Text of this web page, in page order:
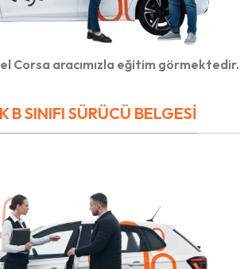
Corsa aracımızla eğitim görmektedir.
B SINIFI SÜRÜCÜ BELGESİ